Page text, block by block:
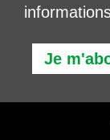
Je